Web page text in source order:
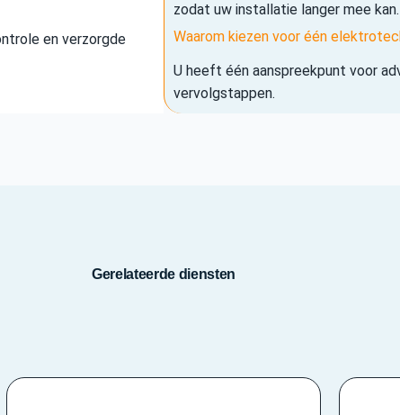
en verzorgde
zodat uw installatie langer mee kan.
Waarom kiezen voor één
U heeft één aanspreekpunt voor
vervolgstappen.
Gerelateerde diensten